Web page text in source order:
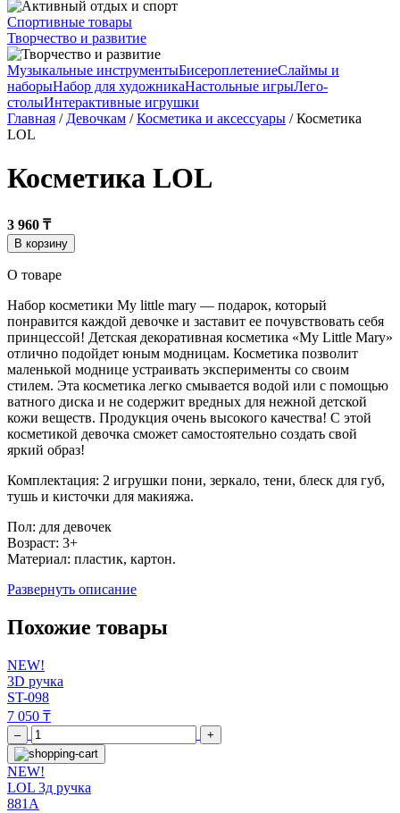
Спортивные товары
Творчество и развитие
Музыкальные инструментыБисероплетениеСлаймы и
наборыНабор для художникаНастольные игрыЛего-
столыИнтерактивные игрушки
Главная / Девочкам /Косметика и аксессуары / Косметика
LOL
Косметика LOL
3 960 ₸
В корзину
О товаре
Набор косметики My little mary — подарок, который
понравится каждой девочке и заставит ее почувствовать себя
принцессой! Детская декоративная косметика «My Little Mary»
отлично подойдет юным модницам. Косметика позволит
маленькой моднице устраивать эксперименты со своим
стилем. Эта косметика легко смывается водой или с помощью
ватного диска и не содержит вредных для нежной детской
кожи веществ. Продукция очень высокого качества! С этой
косметикой девочка сможет самостоятельно создать свой
яркий образ!
Комплектация: 2 игрушки пони, зеркало, тени, блеск для губ,
тушь и кисточки для макияжа.
Пол: для девочек
Возраст: 3+
Материал: пластик, картон.
Развернуть описание
Похожие товары
NEW!
3D ручка
ST-098
7 050 ₸
– +
NEW!
LOL 3д ручка
881A